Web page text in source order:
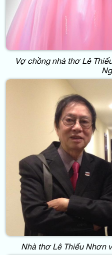
Vợ chồng nhà thơ Lê
Nhà thơ Lê Thiếu Nhơn